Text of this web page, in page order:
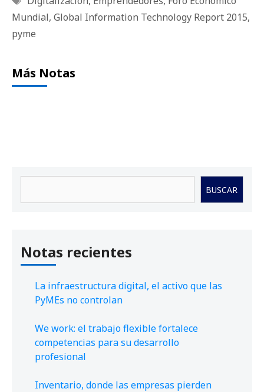
Mundial, Global Information Technology Report 2015,
pyme
Más Notas
BUSCAR
Notas recientes
La infraestructura digital, el activo que las
PyMEs no controlan
We work: el trabajo flexible fortalece
competencias para su desarrollo
profesional
Inventario, donde las empresas pierden